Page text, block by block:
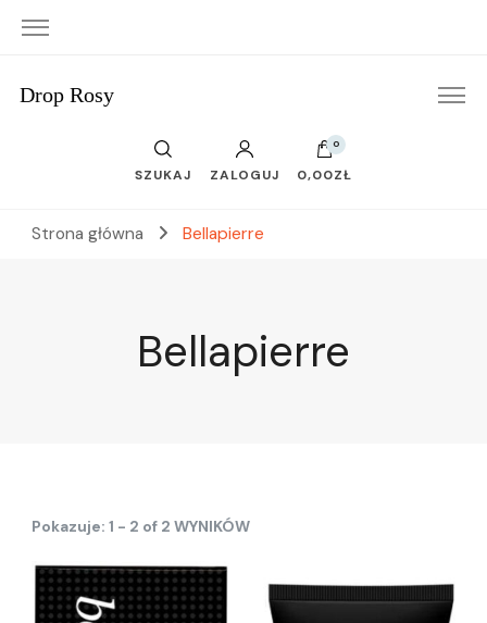
Drop Rosy
SZUKAJ ZALOGUJ
0
0,00ZŁ
Strona główna Bellapierre
Bellapierre
Pokazuje: 1 - 2 of 2 WYNIKÓW